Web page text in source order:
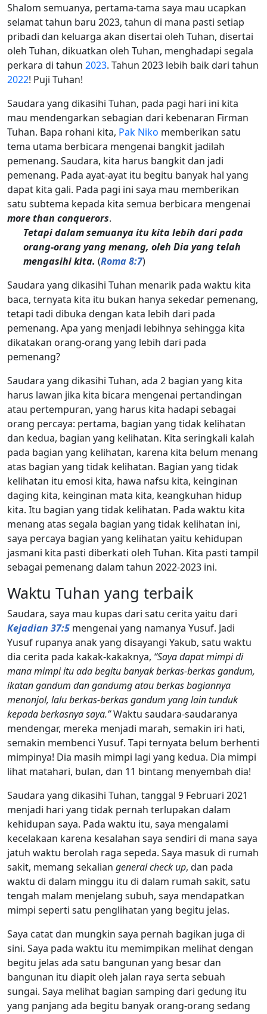
Shalom semuanya, pertama-tama saya mau ucapkan
selamat tahun baru 2023, tahun di mana pasti setiap
pribadi dan keluarga akan disertai oleh Tuhan, disertai
oleh Tuhan, dikuatkan oleh Tuhan, menghadapi segala
perkara di tahun 2023. Tahun 2023 lebih baik dari tahun
2022! Puji Tuhan!
Saudara yang dikasihi Tuhan, pada pagi hari ini kita
mau mendengarkan sebagian dari kebenaran Firman
Tuhan. Bapa rohani kita, Pak Niko memberikan satu
tema utama berbicara mengenai bangkit jadilah
pemenang. Saudara, kita harus bangkit dan jadi
pemenang. Pada ayat-ayat itu begitu banyak hal yang
dapat kita gali. Pada pagi ini saya mau memberikan
satu subtema kepada kita semua berbicara mengenai
more than conquerors.
Tetapi dalam semuanya itu kita lebih dari pada
orang-orang yang menang, oleh Dia yang telah
mengasihi kita.(Roma 8:7)
Saudara yang dikasihi Tuhan menarik pada waktu kita
baca, ternyata kita itu bukan hanya sekedar pemenang,
tetapi tadi dibuka dengan kata lebih dari pada
pemenang. Apa yang menjadi lebihnya sehingga kita
dikatakan orang-orang yang lebih dari pada
pemenang?
Saudara yang dikasihi Tuhan, ada 2 bagian yang kita
harus lawan jika kita bicara mengenai pertandingan
atau pertempuran, yang harus kita hadapi sebagai
orang percaya: pertama, bagian yang tidak kelihatan
dan kedua, bagian yang kelihatan. Kita seringkali kalah
pada bagian yang kelihatan, karena kita belum menang
atas bagian yang tidak kelihatan. Bagian yang tidak
kelihatan itu emosi kita, hawa nafsu kita, keinginan
daging kita, keinginan mata kita, keangkuhan hidup
kita. Itu bagian yang tidak kelihatan. Pada waktu kita
menang atas segala bagian yang tidak kelihatan ini,
saya percaya bagian yang kelihatan yaitu kehidupan
jasmani kita pasti diberkati oleh Tuhan. Kita pasti tampil
sebagai pemenang dalam tahun 2022-2023 ini.
Waktu Tuhan yang terbaik
Saudara, saya mau kupas dari satu cerita yaitu dari
Kejadian 37:5 mengenai yang namanya Yusuf. Jadi
Yusuf rupanya anak yang disayangi Yakub, satu waktu
dia cerita pada kakak-kakaknya, “Saya dapat mimpi di
mana mimpi itu ada begitu banyak berkas-berkas gandum,
ikatan gandum dan gandumg atau berkas bagiannya
menonjol, lalu berkas-berkas gandum yang lain tunduk
kepada berkasnya saya.”Waktu saudara-saudaranya
mendengar, mereka menjadi marah, semakin iri hati,
semakin membenci Yusuf. Tapi ternyata belum berhenti
mimpinya! Dia masih mimpi lagi yang kedua. Dia mimpi
lihat matahari, bulan, dan 11 bintang menyembah dia!
Saudara yang dikasihi Tuhan, tanggal 9 Februari 2021
menjadi hari yang tidak pernah terlupakan dalam
kehidupan saya. Pada waktu itu, saya mengalami
kecelakaan karena kesalahan saya sendiri di mana saya
jatuh waktu berolah raga sepeda. Saya masuk di rumah
sakit, memang sekalian general check up, dan pada
waktu di dalam minggu itu di dalam rumah sakit, satu
tengah malam menjelang subuh, saya mendapatkan
mimpi seperti satu penglihatan yang begitu jelas.
Saya catat dan mungkin saya pernah bagikan juga di
sini. Saya pada waktu itu memimpikan melihat dengan
begitu jelas ada satu bangunan yang besar dan
bangunan itu diapit oleh jalan raya serta sebuah
sungai. Saya melihat bagian samping dari gedung itu
yang panjang ada begitu banyak orang-orang sedang